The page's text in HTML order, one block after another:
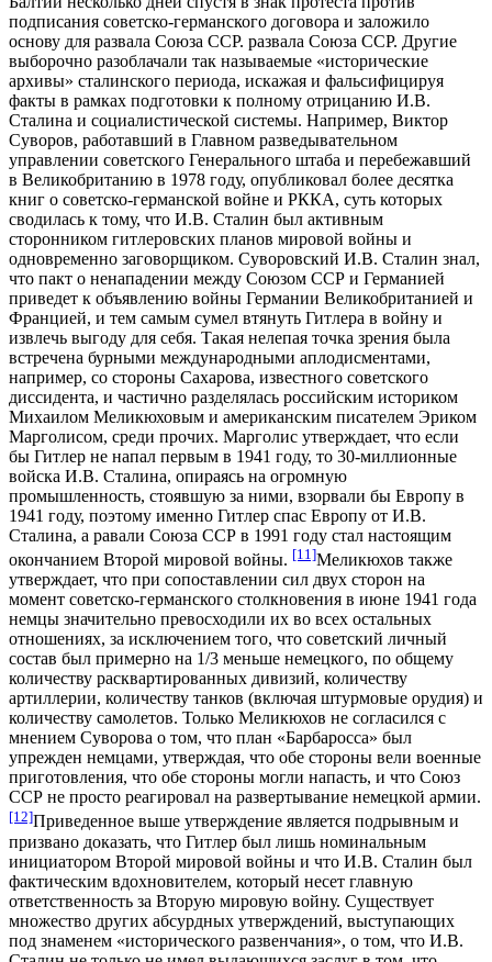
подписания советско-германского договора и заложило
основу для развала Союза ССР. развала Союза ССР. Другие
выборочно разоблачали так называемые «исторические
архивы» сталинского периода, искажая и фальсифицируя
факты в рамках подготовки к полному отрицанию И.В.
Сталина и социалистической системы. Например, Виктор
Суворов, работавший в Главном разведывательном
управлении советского Генерального штаба и перебежавший
в Великобританию в 1978 году, опубликовал более десятка
книг о советско-германской войне и РККА, суть которых
сводилась к тому, что И.В. Сталин был активным
сторонником гитлеровских планов мировой войны и
одновременно заговорщиком. Суворовский И.В. Сталин знал,
что пакт о ненападении между Союзом ССР и Германией
приведет к объявлению войны Германии Великобританией и
Францией, и тем самым сумел втянуть Гитлера в войну и
извлечь выгоду для себя. Такая нелепая точка зрения была
встречена бурными международными аплодисментами,
например, со стороны Сахарова, известного советского
диссидента, и частично разделялась российским историком
Михаилом Меликюховым и американским писателем Эриком
Марголисом, среди прочих. Марголис утверждает, что если
бы Гитлер не напал первым в 1941 году, то 30-миллионные
войска И.В. Сталина, опираясь на огромную
промышленность, стоявшую за ними, взорвали бы Европу в
1941 году, поэтому именно Гитлер спас Европу от И.В.
Сталина, а равали Союза ССР в 1991 году стал настоящим
окончанием Второй мировой войны. [11]Меликюхов также
утверждает, что при сопоставлении сил двух сторон на
момент советско-германского столкновения в июне 1941 года
немцы значительно превосходили их во всех остальных
отношениях, за исключением того, что советский личный
состав был примерно на 1/3 меньше немецкого, по общему
количеству расквартированных дивизий, количеству
артиллерии, количеству танков (включая штурмовые орудия) и
количеству самолетов. Только Меликюхов не согласился с
мнением Суворова о том, что план «Барбаросса» был
упрежден немцами, утверждая, что обе стороны вели военные
приготовления, что обе стороны могли напасть, и что Союз
ССР не просто реагировал на развертывание немецкой армии.
[12]Приведенное выше утверждение является подрывным и
призвано доказать, что Гитлер был лишь номинальным
инициатором Второй мировой войны и что И.В. Сталин был
фактическим вдохновителем, который несет главную
ответственность за Вторую мировую войну. Существует
множество других абсурдных утверждений, выступающих
под знаменем «исторического развенчания», о том, что И.В.